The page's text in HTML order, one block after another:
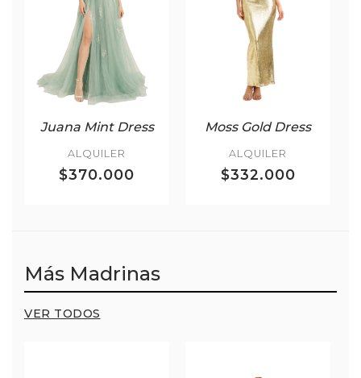
Juana Mint Dress
ALQUILER
$370.000
Moss Gold Dress
ALQUILER
$332.000
Más Madrinas
VER TODOS